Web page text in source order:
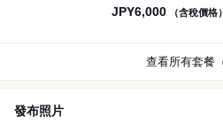
JPY6,000 （含稅價格
查看所有套餐
發布照片